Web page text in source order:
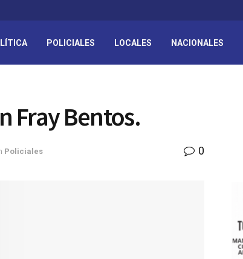
POLICIALES LOCALES NACIONALES
Fray Bentos.
Policiales 0